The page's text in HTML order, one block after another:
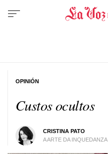
Custos ocultos
CRISTINA PATO
A ARTE DA INQUEDANZA
OPINIÓN